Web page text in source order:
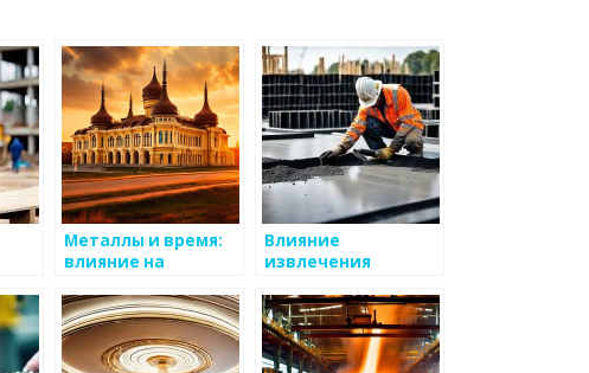
Металлы и время:
влияние на
Влияние
извлечения
местные
экосистемы